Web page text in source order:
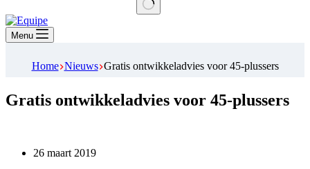
Geen
resultaten
Menu
Home Nieuws Gratis ontwikkeladvies voor 45-plussers
Gratis ontwikkeladvies voor 45-plussers
26 maart 2019